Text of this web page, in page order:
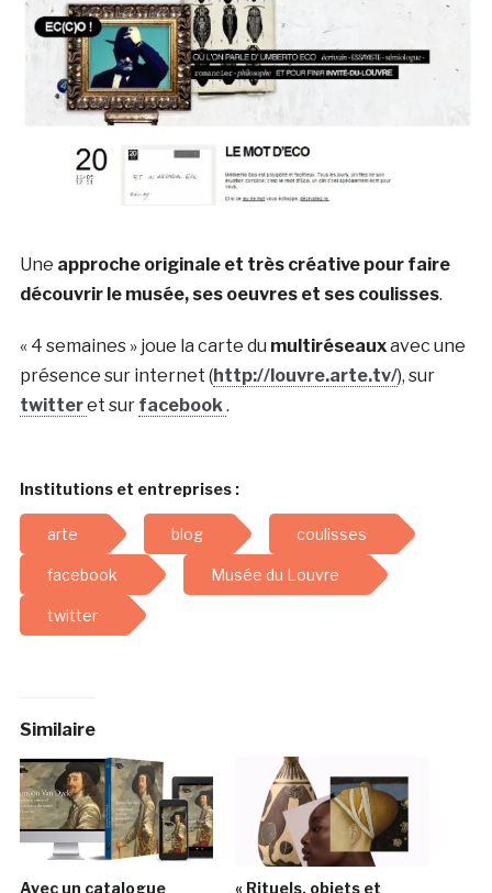
Une approche originale et très créative pour faire
découvrir le musée, ses oeuvres et ses coulisses.
« 4 semaines » joue la carte du multiréseauxavec une
présence sur internet (http://louvre.arte.tv/), sur
twitteret sur facebook .
Institutions et entreprises :
arte blog coulisses
facebook Musée du Louvre
twitter
Similaire
Avec un catalogue « Rituels, objets et